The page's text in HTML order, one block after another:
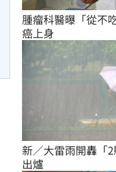
腫瘤科醫曝「從不
癌上身
新／大雷雨開轟「
出爐